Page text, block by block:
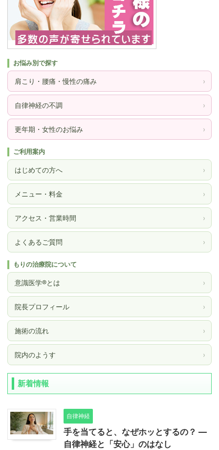
お悩み別で探す
肩こり・腰痛・慢性の痛み ›
自律神経の不調 ›
更年期・女性のお悩み ›
ご利用案内
はじめての方へ ›
メニュー・料金 ›
アクセス・営業時間 ›
よくあるご質問 ›
もりの治療院について
意識医学®とは ›
院長プロフィール ›
施術の流れ ›
院内のようす ›
新着情報
自律神経
手を当てると、なぜホッとするの？ ―
自律神経と「安心」のはなし